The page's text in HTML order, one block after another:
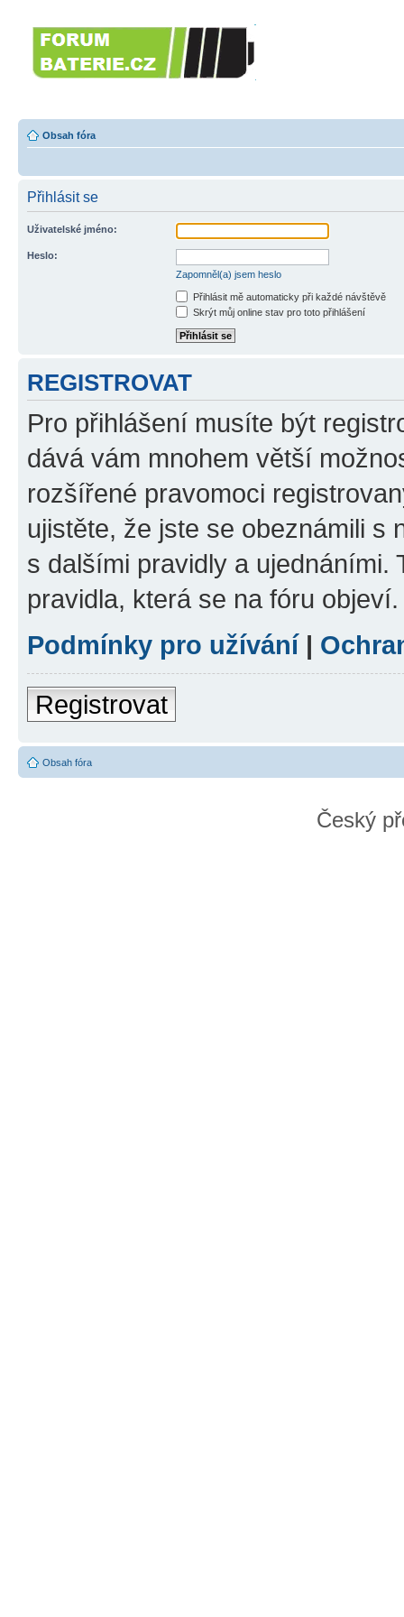
Obsah fóra
Přihlásit se
Uživatelské jméno:
Heslo:
Zapomněl(a) jsem heslo
Přihlásit mě automaticky při každé návštěvě
Skrýt můj online stav pro toto přihlášení
REGISTROVAT
Pro přihlášení musíte být
dává vám mnohem větší
rozšířené pravomoci
ujistěte, že jste se obeznámili s
s dalšími pravidly a ujednáními.
pravidla, která se na fóru objeví.
Podmínky pro užívání |
Registrovat
Obsah fóra
Český